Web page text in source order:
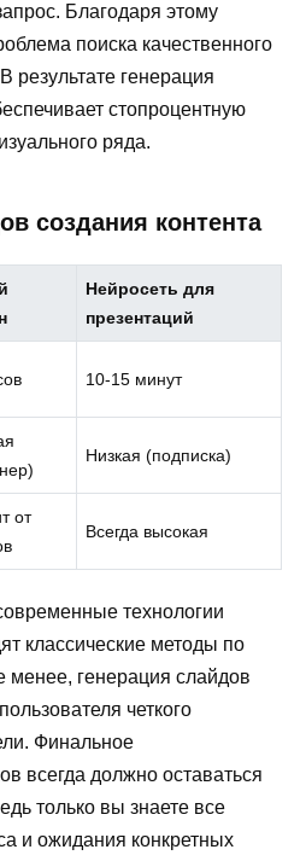
Благодаря этому
поиска качественного
результате генерация
стопроцентную
ряда.
создания контента
Нейросеть для
презентаций
10-15 минут
Низкая (подписка)
от
Всегда высокая
технологии
классические методы по
менее, генерация слайдов
четкого
Финальное
всегда должно оставаться
только вы знаете все
и ожидания конкретных